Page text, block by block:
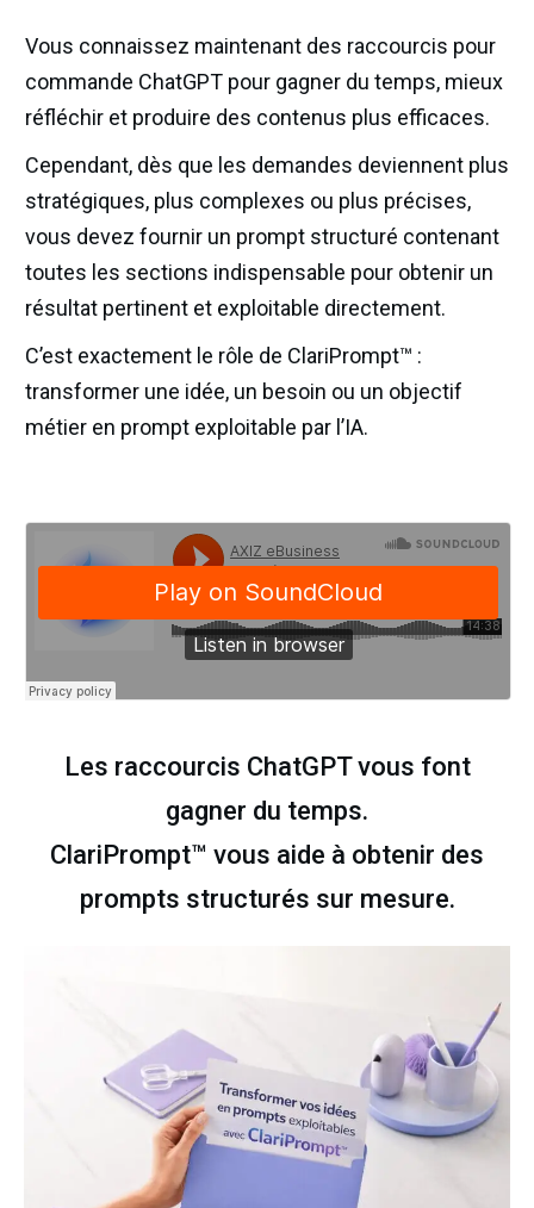
Vous connaissez maintenant des raccourcis pour
commande ChatGPT pour gagner du temps, mieux
réfléchir et produire des contenus plus efficaces.
Cependant, dès que les demandes deviennent plus
stratégiques, plus complexes ou plus précises,
vous devez fournir un prompt structuré contenant
toutes les sections indispensable pour obtenir un
résultat pertinent et exploitable directement.
C’est exactement le rôle de ClariPrompt™ :
transformer une idée, un besoin ou un objectif
métier en prompt exploitable par l’IA.
Les raccourcis ChatGPT vous font
gagner du temps.
ClariPrompt™ vous aide à obtenir des
prompts structurés sur mesure.